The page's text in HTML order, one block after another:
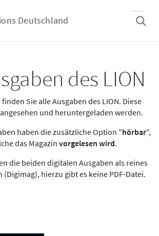
Deutschland
des LION
Sie alle Ausgaben des LION. Diese
und heruntergeladen werden.
haben die zusätzliche Option "hörbar",
das Magazin vorgelesen wird.
die beiden digitalen Ausgaben als reines
(Digimag), hierzu gibt es keine PDF-Datei.